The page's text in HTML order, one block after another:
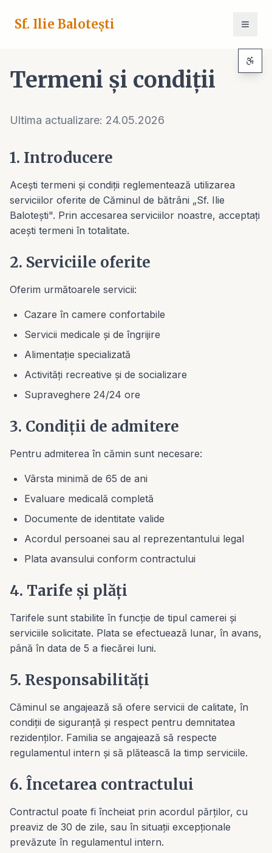
Sf. Ilie Balotești
Termeni și condiții
Ultima actualizare: 24.05.2026
1. Introducere
Acești termeni și condiții reglementează utilizarea
serviciilor oferite de Căminul de bătrâni „Sf. Ilie
Balotești". Prin accesarea serviciilor noastre, acceptați
acești termeni în totalitate.
2. Serviciile oferite
Oferim următoarele servicii:
Cazare în camere confortabile
Servicii medicale și de îngrijire
Alimentație specializată
Activități recreative și de socializare
Supraveghere 24/24 ore
3. Condiții de admitere
Pentru admiterea în cămin sunt necesare:
Vârsta minimă de 65 de ani
Evaluare medicală completă
Documente de identitate valide
Acordul persoanei sau al reprezentantului legal
Plata avansului conform contractului
4. Tarife și plăți
Tarifele sunt stabilite în funcție de tipul camerei și
serviciile solicitate. Plata se efectuează lunar, în avans,
până în data de 5 a fiecărei luni.
5. Responsabilități
Căminul se angajează să ofere servicii de calitate, în
condiții de siguranță și respect pentru demnitatea
rezidenților. Familia se angajează să respecte
regulamentul intern și să plătească la timp serviciile.
6. Încetarea contractului
Contractul poate fi încheiat prin acordul părților, cu
preaviz de 30 de zile, sau în situații excepționale
prevăzute în regulamentul intern.